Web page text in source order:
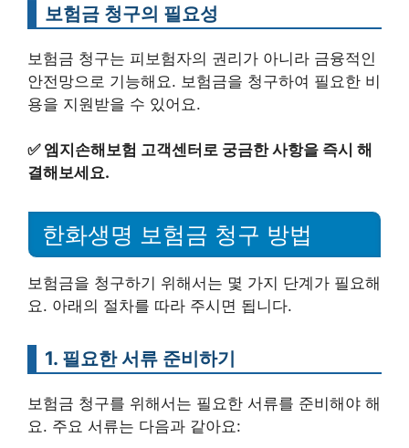
보험금 청구의 필요성
보험금 청구는 피보험자의 권리가 아니라 금융적인
안전망으로 기능해요. 보험금을 청구하여 필요한 비
용을 지원받을 수 있어요.
✅ 엠지손해보험 고객센터로 궁금한 사항을 즉시 해
결해보세요.
한화생명 보험금 청구 방법
보험금을 청구하기 위해서는 몇 가지 단계가 필요해
요. 아래의 절차를 따라 주시면 됩니다.
1. 필요한 서류 준비하기
보험금 청구를 위해서는 필요한 서류를 준비해야 해
요. 주요 서류는 다음과 같아요: